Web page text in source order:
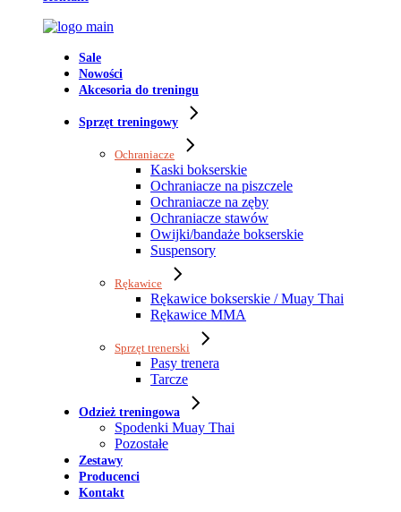
Sale
Nowości
Akcesoria do treningu
Sprzęt treningowy
Ochraniacze
Kaski bokserskie
Ochraniacze na piszczele
Ochraniacze na zęby
Ochraniacze stawów
Owijki/bandaże bokserskie
Suspensory
Rękawice
Rękawice bokserskie / Muay Thai
Rękawice MMA
Sprzęt trenerski
Pasy trenera
Tarcze
Odzież treningowa
Spodenki Muay Thai
Pozostałe
Zestawy
Producenci
Kontakt